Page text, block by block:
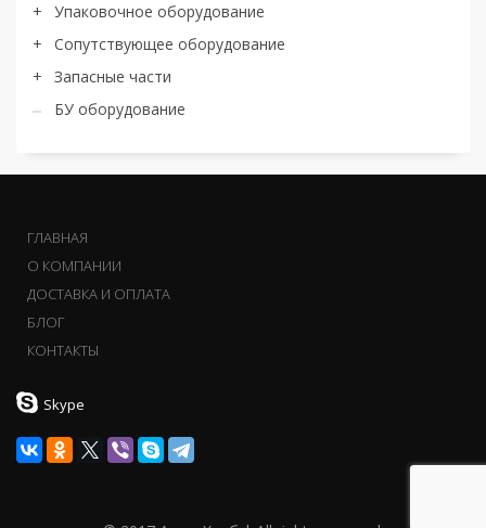
Упаковочное оборудование
Сопутствующее оборудование
Запасные части
БУ оборудование
ГЛАВНАЯ
О КОМПАНИИ
ДОСТАВКА И ОПЛАТА
БЛОГ
КОНТАКТЫ
Skype